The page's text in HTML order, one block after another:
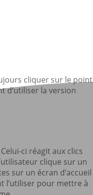
cliquer sur le point
d’utiliser la version
ci réagit aux clics
clique sur un
sur un écran d’accueil
l’utiliser pour mettre à